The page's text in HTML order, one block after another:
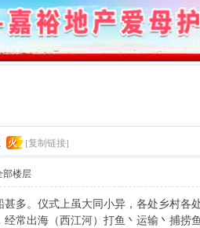
火 [复制链接]
部楼层
多。仪式上虽大同小异，各处乡村
常出海（西江河）打鱼丶运输丶捕